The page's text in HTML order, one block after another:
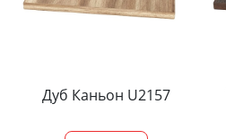
Дуб Каньон U2157